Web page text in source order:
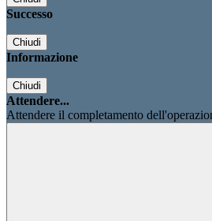
Successo
Chiudi
Informazione
Chiudi
Attendere...
Attendere il completamento